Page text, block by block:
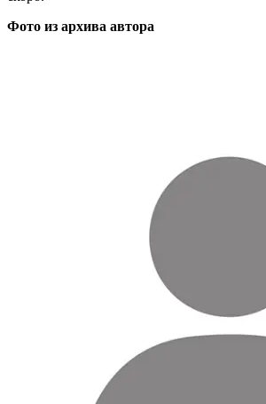
Фото из архива автора